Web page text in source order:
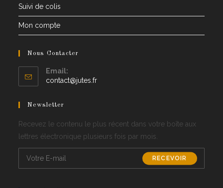
Suivi de colis
Mon compte
Nous Contacter
Email:
contact@jutes.frOpens
Newsletter
Recevez le contenu le plus récent dans votre boîte aux
lettres électronique plusieurs fois par mois.
RECEVOIR